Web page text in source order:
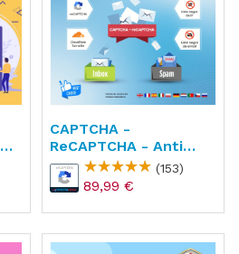
CAPTCHA -
ReCAPTCHA - Anti
Spam - Anti Cuentas
Falsas
(153)
89,99 €